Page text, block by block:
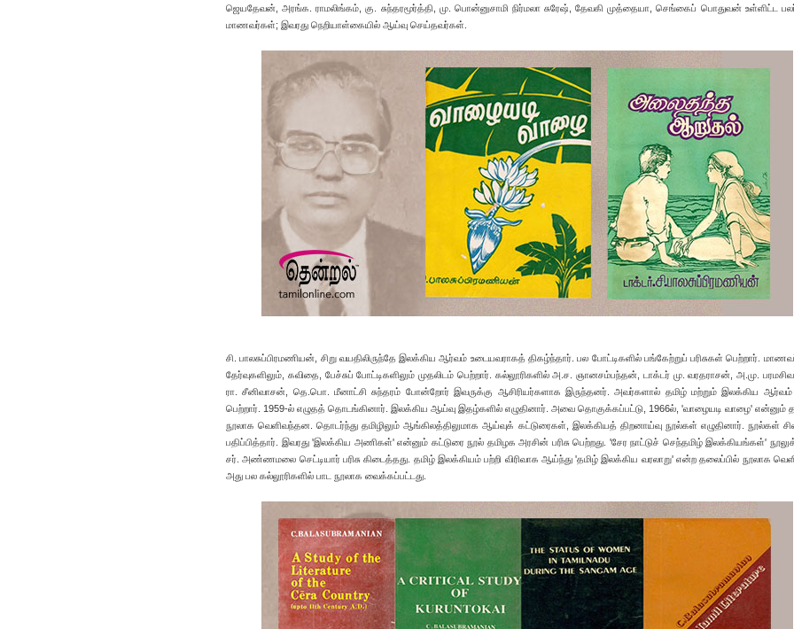
ஜெயதேவன், அரங்க. ராமலிங்கம், கு. சுந்தரமூர்த்தி, மு. பொன்னுசாமி நிர்மலா சுரேஷ், தேவகி முத்தையா, செங்கைப் பொதுவன் உள்ளிட்ட
மாணவர்கள்; இவரது நெறியாள்கையில் ஆய்வு செய்தவர்கள்.
சி. பாலசுப்பிரமணியன், சிறு வயதிலிருந்தே இலக்கிய ஆர்வம் உடையவராகத் திகழ்ந்தார். பல போட்டிகளில் பங்கேற்றுப் பரிசுகள் பெற்றார்.
தேர்வுகளிலும், கவிதை, பேச்சுப் போட்டிகளிலும் முதலிடம் பெற்றார். கல்லூரிகளில் அ.ச. ஞானசம்பந்தன், டாக்டர் மு. வரதராசன், அ.மு.
ரா. சீனிவாசன், தெ.பொ. மீனாட்சி சுந்தரம் போன்றோர் இவருக்கு ஆசிரியர்களாக இருந்தனர். அவர்களால் தமிழ் மற்றும் இலக்கிய
பெற்றார். 1959-ல் எழுதத் தொடங்கினார். இலக்கிய ஆய்வு இதழ்களில் எழுதினார். அவை தொகுக்கப்பட்டு, 1966ல், 'வாழையடி வாழை' என்னும்
நூலாக வெளிவந்தன. தொடர்ந்து தமிழிலும் ஆங்கிலத்திலுமாக ஆய்வுக் கட்டுரைகள், இலக்கியத் திறனாய்வு நூல்கள் எழுதினார். நூல்கள்
பதிப்பித்தார். இவரது 'இலக்கிய அணிகள்' என்னும் கட்டுரை நூல் தமிழக அரசின் பரிசு பெற்றது. 'சேர நாட்டுச் செந்தமிழ் இலக்கியங்கள்'
சர். அண்ணமலை செட்டியார் பரிசு கிடைத்தது. தமிழ் இலக்கியம் பற்றி விரிவாக ஆய்ந்து 'தமிழ் இலக்கிய வரலாறு' என்ற தலைப்பில் நூலாக
அது பல கல்லூரிகளில் பாட நூலாக வைக்கப்பட்டது.